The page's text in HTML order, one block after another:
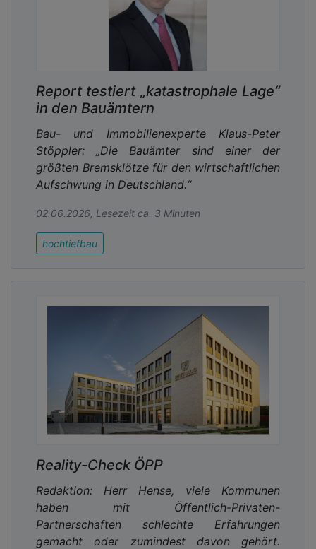
Report testiert „katastrophale Lage“
in den Bauämtern
Bau- und Immobilienexperte Klaus-Peter
Stöppler: „Die Bauämter sind einer der
größten Bremsklötze für den wirtschaftlichen
Aufschwung in Deutschland.“
02.06.2026, Lesezeit ca. 3 Minuten
hochtiefbau
Reality-Check ÖPP
Redaktion: Herr Hense, viele Kommunen
haben mit Öffentlich-Privaten-
Partnerschaften schlechte Erfahrungen
gemacht oder zumindest davon gehört.